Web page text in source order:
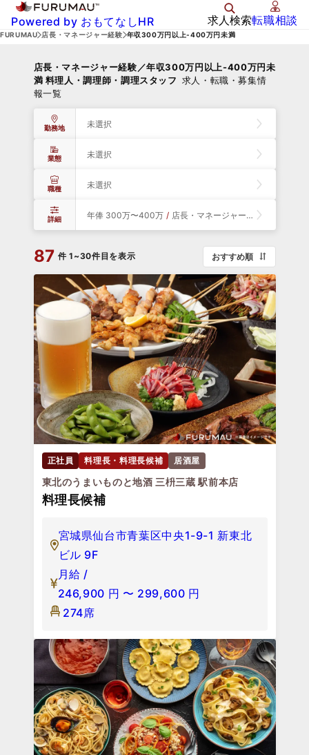
Powered by おもてなしHR 求人検索転職相談
FURUMAU 店長・マネージャー経験 年収300万円以上-400万円未満
店長・マネージャー経験／年収300万円以上-400万円未
満 料理人・調理師・調理スタッフ 求人・転職・募集情
報一覧
勤務地 未選択
業態 未選択
職種 未選択
詳細 年俸 300万〜400万 / 店長・マネージャー経験
87 件 1~30件目を表示 おすすめ順
正社員 料理長・料理長候補 居酒屋
東北のうまいものと地酒 三枡三蔵 駅前本店
料理長候補
宮城県仙台市青葉区中央1-9-1 新東北
ビル 9F
月給 /
246,900 円 〜 299,600 円
274席